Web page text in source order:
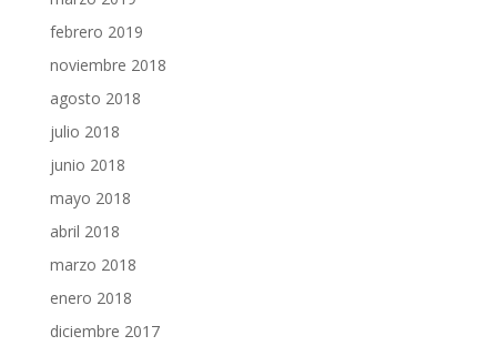
febrero 2019
noviembre 2018
agosto 2018
julio 2018
junio 2018
mayo 2018
abril 2018
marzo 2018
enero 2018
diciembre 2017